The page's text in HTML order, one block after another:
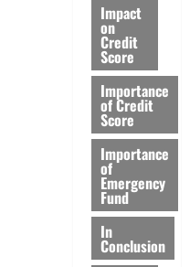
Impact
on
Credit
Score
Importance
of Credit
Score
Importance
of
Emergency
Fund
In
Conclusion